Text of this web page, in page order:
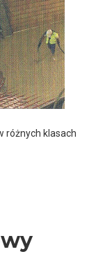
różnych klasach